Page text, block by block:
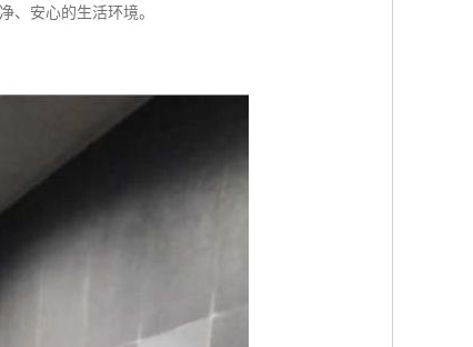
、安心的生活环境。